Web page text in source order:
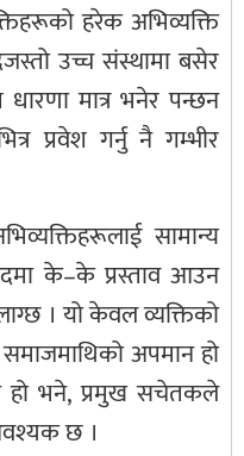
हरेक अभिव्यक्ति
उच्च संस्थामा बसेर
धारणा मात्र भनेर पन्छन
प्रवेश गर्नु नै गम्भीर
सामान्य
के–के प्रस्ताव आउन
। यो केवल व्यक्तिको
समाजमाथिको अपमान हो
हो भने, प्रमुख सचेतकले
छ ।